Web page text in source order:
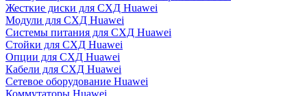
Жесткие диски для СХД Huawei
Модули для СХД Huawei
Системы питания для СХД Huawei
Стойки для СХД Huawei
Опции для СХД Huawei
Кабели для СХД Huawei
Сетевое оборудование Huawei
Коммутаторы Huawei